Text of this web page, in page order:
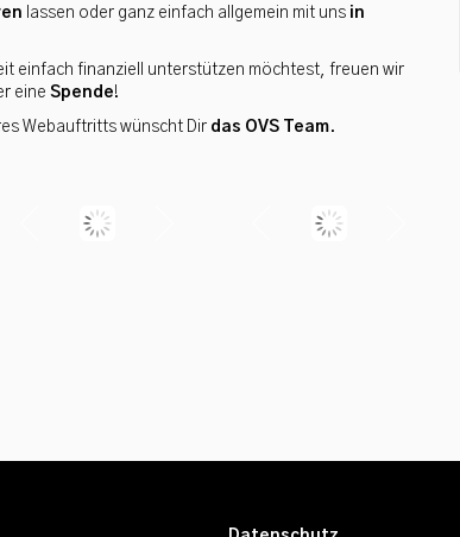
lassen oder ganz einfach allgemein mit uns in
einfach finanziell unterstützen möchtest, freuen wir
eine Spende!
Webauftritts wünscht Dir das OVS Team.